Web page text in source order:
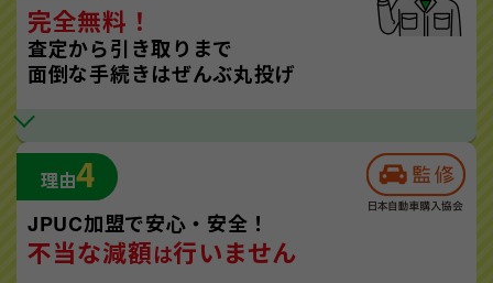
完全無料！
査定から引き取りまで
面倒な手続きはぜんぶ丸投げ
理由4
JPUC加盟で安心・安全！
不当な減額は行いません